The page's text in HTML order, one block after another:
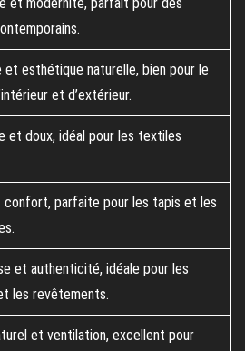
et esthétique naturelle, bien pour le
et d’extérieur.
et doux, idéal pour les textiles
confort, parfaite pour les tapis et les
et authenticité, idéale pour les
les revêtements.
et ventilation, excellent pour